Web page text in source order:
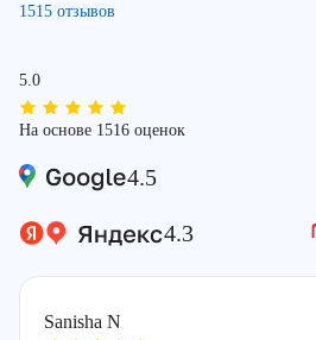
1515 отзывов
5.0
На основе 1516 оценок
4.5
4.3
Sanisha N